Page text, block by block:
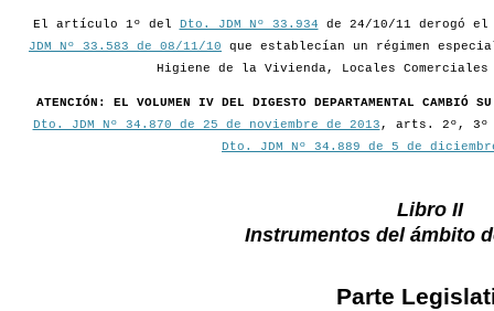
El artículo 1º del Dto. JDM Nº 33.934 de 24/10/11 derogó
JDM Nº 33.583 de 08/11/10 que establecían un régimen
Higiene de la Vivienda, Locales
ATENCIÓN: EL VOLUMEN IV DEL DIGESTO DEPARTAMENTAL CAMBIÓ
Dto. JDM Nº 34.870 de 25 de noviembre de 2013 , arts. 2º, 3º
Dto. JDM Nº 34.889 de 5 de
Libro II
Instrumentos del ámbito
Parte